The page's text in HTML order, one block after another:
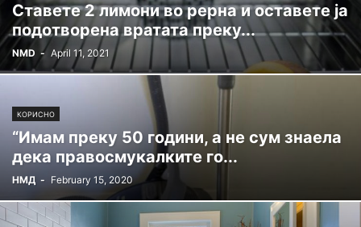
Ставете 2 лимони во рерна и оставете ја
подотворена вратата преку...
NMD - April 11, 2021
КОРИСНО
“Имам преку 50 години, а не сум знаела
дека правосмукалките го...
НМД - February 15, 2020